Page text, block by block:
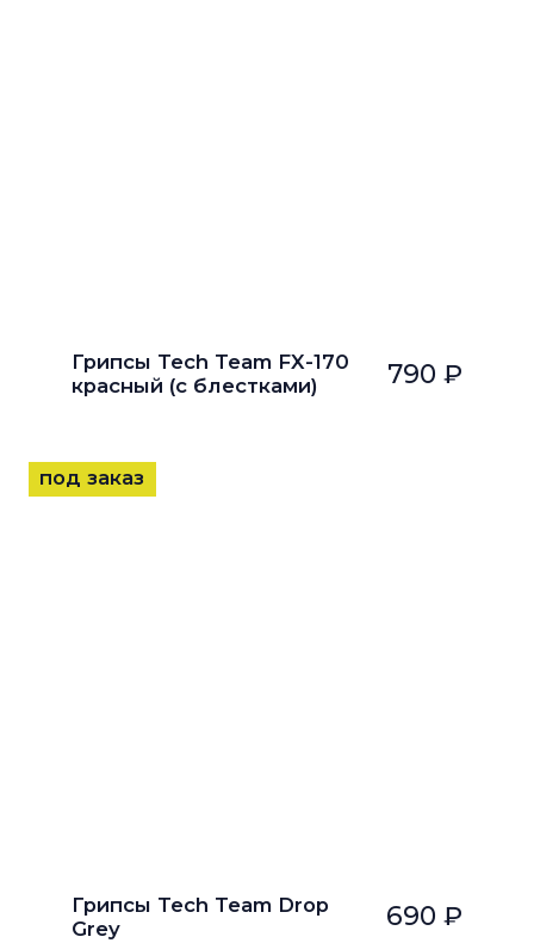
Грипсы Tech Team FX-170
красный (с блестками)
790 ₽
Грипсы Tech Team Drop
Grey
690 ₽
под заказ